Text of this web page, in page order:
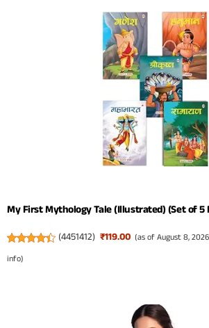
My First Mythology Tale (Illustrated) (Set of 5
(4451412) ₹119.00 (as of August 8,
info)